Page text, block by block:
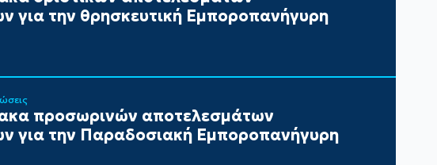
για την θρησκευτική Εμποροπανήγυρη
προσωρινών αποτελεσμάτων
για την Παραδοσιακή Εμποροπανήγυρη